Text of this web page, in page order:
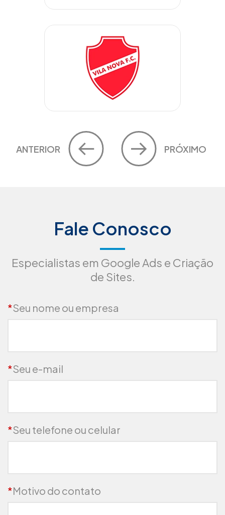
ANTERIOR PRÓXIMO
Fale Conosco
Especialistas em Google Ads e Criação
de Sites.
*Seu nome ou empresa
*Seu e-mail
*Seu telefone ou celular
*Motivo do contato